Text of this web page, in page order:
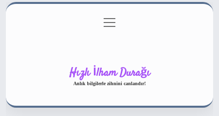
Gizlilik Politikası
menüyü
aç
Hızlı İlham Durağı
Anlık bilgilerle zihnini canlandır!